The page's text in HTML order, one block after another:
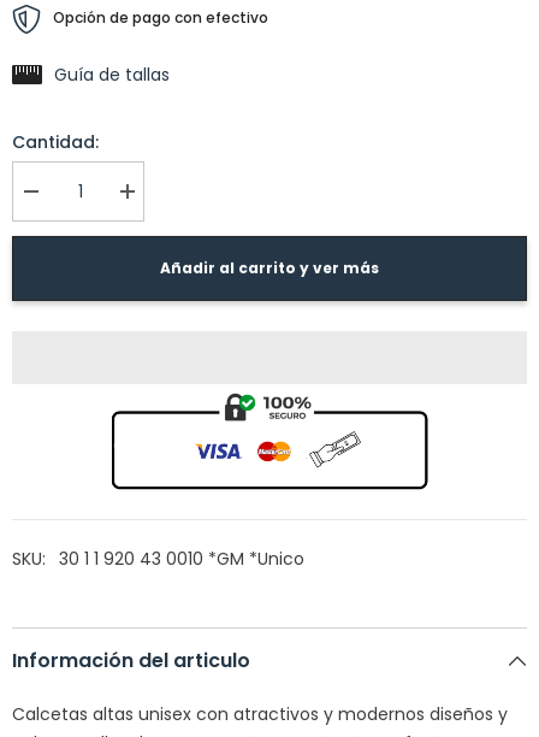
Opción de pago con efectivo
Guía de tallas
Cantidad:
Error:
Missing
for
I18n
Error:
Missing
value
for
producto
Añadir al carrito y ver más
SKU: 30 1 1 920 43 0010 *GM *Unico
Información del articulo
Calcetas altas unisex con atractivos y modernos diseños y